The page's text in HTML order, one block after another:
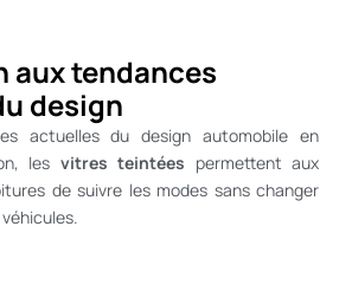
aux tendances
design
actuelles du design automobile en
les vitres teintées permettent aux
de suivre les modes sans changer